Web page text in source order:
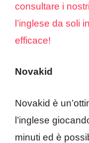
consultare i
l’inglese da soli
efficace!
Novakid
Novakid è
l’inglese
minuti ed è